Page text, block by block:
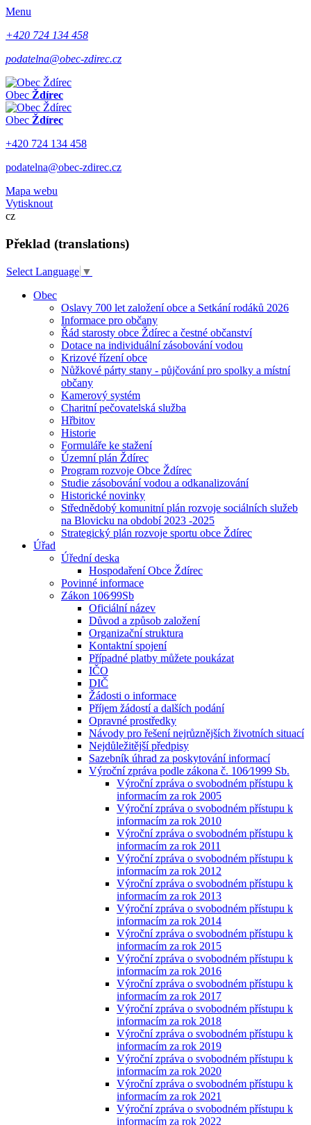
Menu
+420 724 134 458
podatelna@obec-zdirec.cz
Obec Ždírec
Obec Ždírec
+420 724 134 458
podatelna@obec-zdirec.cz
Mapa webu
Vytisknout
cz
Překlad (translations)
Select Language ▼
Obec
Oslavy 700 let založení obce a Setkání rodáků 2026
Informace pro občany
Řád starosty obce Ždírec a čestné občanství
Dotace na individuální zásobování vodou
Krizové řízení obce
Nůžkové párty stany - půjčování pro spolky a místní
občany
Kamerový systém
Charitní pečovatelská služba
Hřbitov
Historie
Formuláře ke stažení
Územní plán Ždírec
Program rozvoje Obce Ždírec
Studie zásobování vodou a odkanalizování
Historické novinky
Střednědobý komunitní plán rozvoje sociálních služeb
na Blovicku na období 2023 -2025
Strategický plán rozvoje sportu obce Ždírec
Úřad
Úřední deska
Hospodaření Obce Ždírec
Povinné informace
Zákon 106⁄99Sb
Oficiální název
Důvod a způsob založení
Organizační struktura
Kontaktní spojení
Případné platby můžete poukázat
IČO
DIČ
Žádosti o informace
Příjem žádostí a dalších podání
Opravné prostředky
Návody pro řešení nejrůznějších životních situací
Nejdůležitější předpisy
Sazebník úhrad za poskytování informací
Výroční zpráva podle zákona č. 106⁄1999 Sb.
Výroční zpráva o svobodném přístupu k
informacím za rok 2005
Výroční zpráva o svobodném přístupu k
informacím za rok 2010
Výroční zpráva o svobodném přístupu k
informacím za rok 2011
Výroční zpráva o svobodném přístupu k
informacím za rok 2012
Výroční zpráva o svobodném přístupu k
informacím za rok 2013
Výroční zpráva o svobodném přístupu k
informacím za rok 2014
Výroční zpráva o svobodném přístupu k
informacím za rok 2015
Výroční zpráva o svobodném přístupu k
informacím za rok 2016
Výroční zpráva o svobodném přístupu k
informacím za rok 2017
Výroční zpráva o svobodném přístupu k
informacím za rok 2018
Výroční zpráva o svobodném přístupu k
informacím za rok 2019
Výroční zpráva o svobodném přístupu k
informacím za rok 2020
Výroční zpráva o svobodném přístupu k
informacím za rok 2021
Výroční zpráva o svobodném přístupu k
informacím za rok 2022